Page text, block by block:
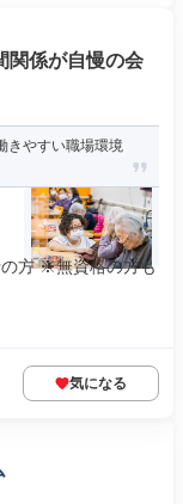
関係が自慢の会
きやすい職場環境
方 ※無資格の方も
気になる